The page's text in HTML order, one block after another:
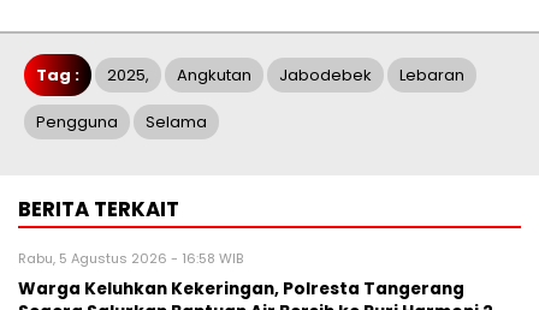
Tag : 2025, Angkutan Jabodebek Lebaran
Pengguna Selama
BERITA TERKAIT
Rabu, 5 Agustus 2026 - 16:58 WIB
Warga Keluhkan Kekeringan, Polresta Tangerang